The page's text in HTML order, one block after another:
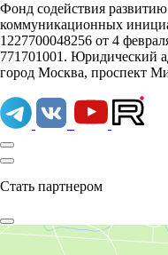
Фонд содействия
коммуникационных
1227700048256 от 4
771701001. Юридический
город Москва, проспект
Стать партнером